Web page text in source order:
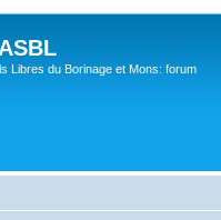
Libres du Borinage et Mons: forum